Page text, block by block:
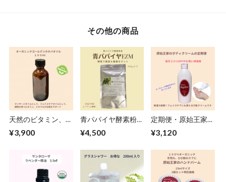
その他の商品
天然のビタミン、ミ
ーガニックゴールデ
¥3,900
青パパイヤ酵素粉
ヤEZM 200ｇ
¥4,500
定期便・原始王家の
¥3,120